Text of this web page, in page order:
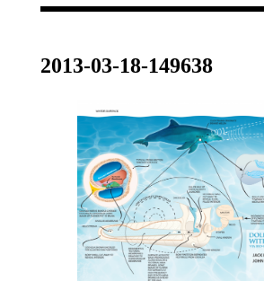
2013-03-18-149638